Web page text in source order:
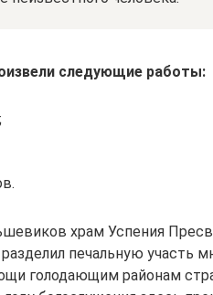
следующие работы:
храм Успения
печальную участь
голодающим районам